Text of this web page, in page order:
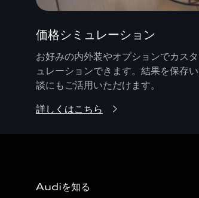
価格シミュレーション
お好みの内外装やオプションでカス
ュレーションできます。結果を保存
談にもご活用いただけます。
詳しくはこちら
Audiを知る